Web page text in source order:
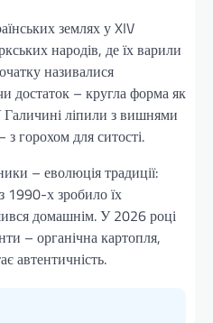
землях у XIV
народів, де їх варили
називалися
достаток – кругла форма як
ліпили з вишнями
горохом для ситості.
– еволюція традиції:
1990-х зробило їх
домашнім. У 2026 році
– органічна картопля,
автентичність.